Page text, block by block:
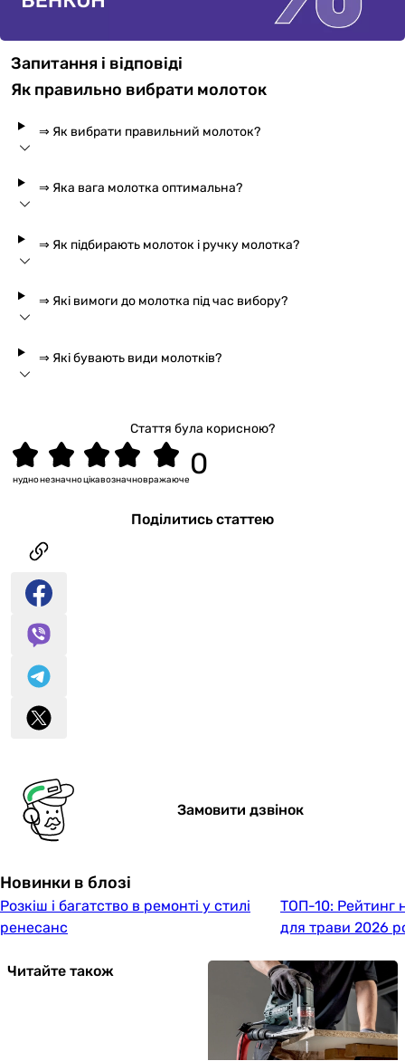
Запитання і відповіді
Як правильно вибрати молоток
⇒ Як вибрати правильний молоток?
⇒ Яка вага молотка оптимальна?
⇒ Як підбирають молоток і ручку молотка?
⇒ Які вимоги до молотка під час вибору?
⇒ Які бувають види молотків?
Стаття була корисною?
вражаюче
значно
цікаво
незначно
нудно
Поділитись статтею
Замовити дзвінок
Новинки в блозі
Розкіш і багатство в ремонті у стилі
ренесанс
ТОП-10: Рейтинг
для трави 2026
Читайте також